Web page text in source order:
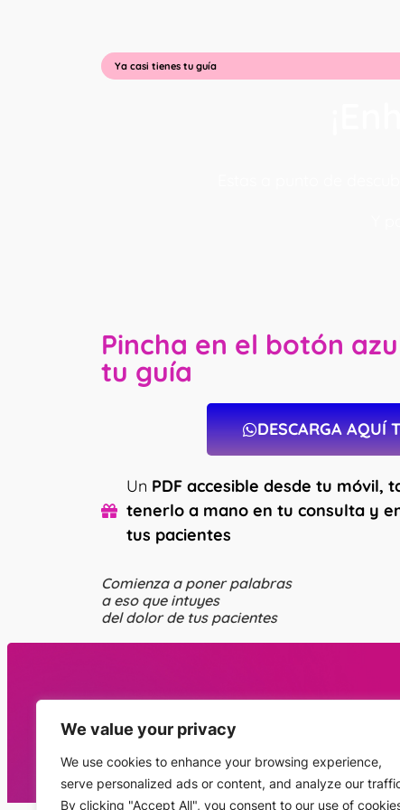
We value your privacy
We use cookies to enhance your browsing experience,
serve personalized ads or content, and analyze our
By clicking "Accept All", you consent to our use of
Ya casi tienes tu guía
Pincha en el botón
tu guía
DESCARGA AQUÍ
Un PDF accesible desde tu móvil,
tenerlo a mano en tu consulta y
tus pacientes
Comienza a poner palabras
a eso que intuyes
del dolor de tus pacientes
Este sitio no es parte del sitio web de
FACEBOOK es una marca comercial de